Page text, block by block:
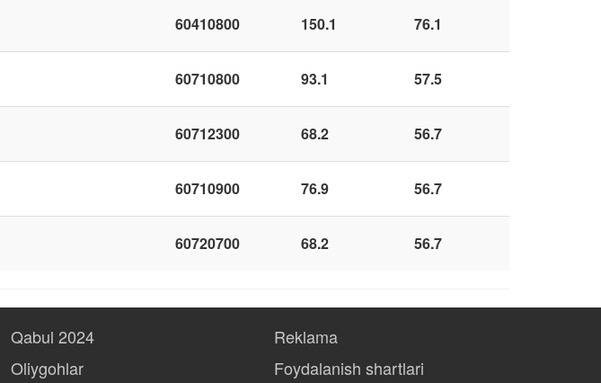
60410800 150.1 76.1
60710800 93.1 57.5
60712300 68.2 56.7
60710900 76.9 56.7
60720700 68.2 56.7
Qabul 2024
Oliygohlar
Reklama
Foydalanish shartlari